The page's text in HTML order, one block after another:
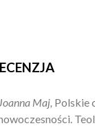
Maj, Polskie